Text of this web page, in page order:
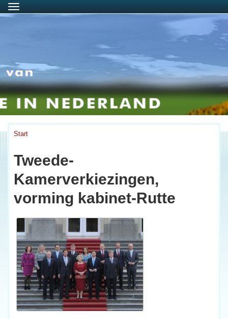
Menu
Start
Tweede-
Kamerverkiezingen,
vorming kabinet-Rutte